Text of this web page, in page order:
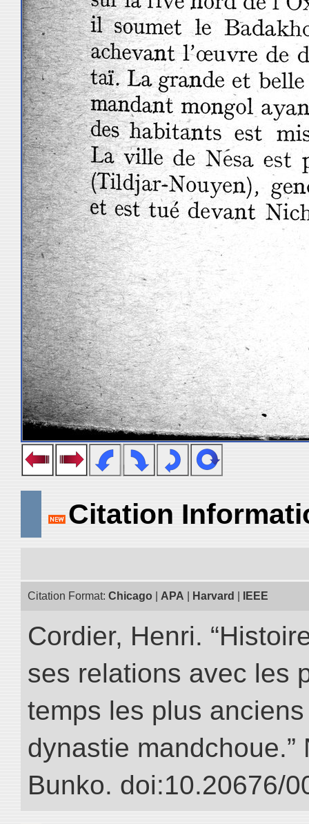
Citation
Citation Format: Chicago APA Harvard IEEE
Cordier, Henri.
ses relations avec les
temps les plus
dynastie mandchoue.”
Bunko. doi:10.20676/